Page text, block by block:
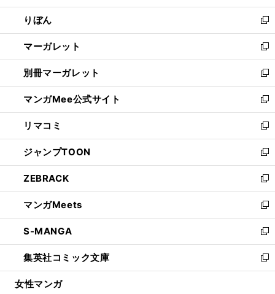
開
く
ウ
で
開
く
ン
ド
ウ
で
開
く
ウ
ィ
ン
ド
ウ
で
開
く
りぼん
新
し
い
ウ
ィ
ン
ド
ウ
で
開
く
マーガレット
新
し
い
ウ
ィ
ン
ド
ウ
で
開
く
別冊マーガレット
新
し
い
ウ
ィ
ン
ド
ウ
で
開
く
マンガMee公式サイト
新
し
い
ウ
ィ
ン
ド
ウ
で
開
く
リマコミ
新
し
い
ウ
ィ
ン
ド
ウ
で
開
く
ジャンプTOON
新
し
い
ウ
ィ
ン
ド
ウ
で
開
ZEBRACK
新
し
い
ウ
ィ
ン
ド
ウ
マンガMeets
新
し
い
ウ
ィ
ン
S-MANGA
新
し
い
ウ
集英社コミック文庫
新
し
女性マンガ